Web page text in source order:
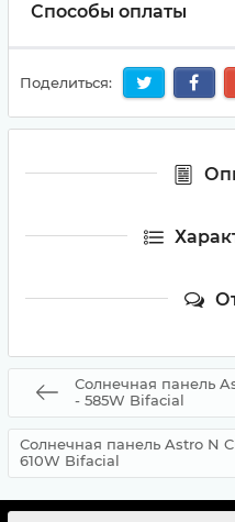
Способы оплаты
Поделиться:
Солнечная панель
- 585W Bifacial
Солнечная панель Astro N
610W Bifacial